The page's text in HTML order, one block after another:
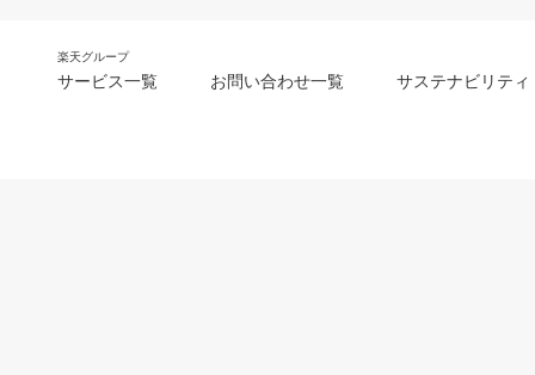
楽天グループ
サービス一覧 お問い合わせ一覧 サステナビリティ